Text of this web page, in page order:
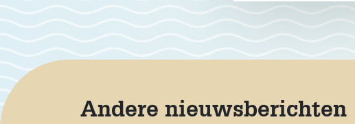
Andere nieuwsberichten